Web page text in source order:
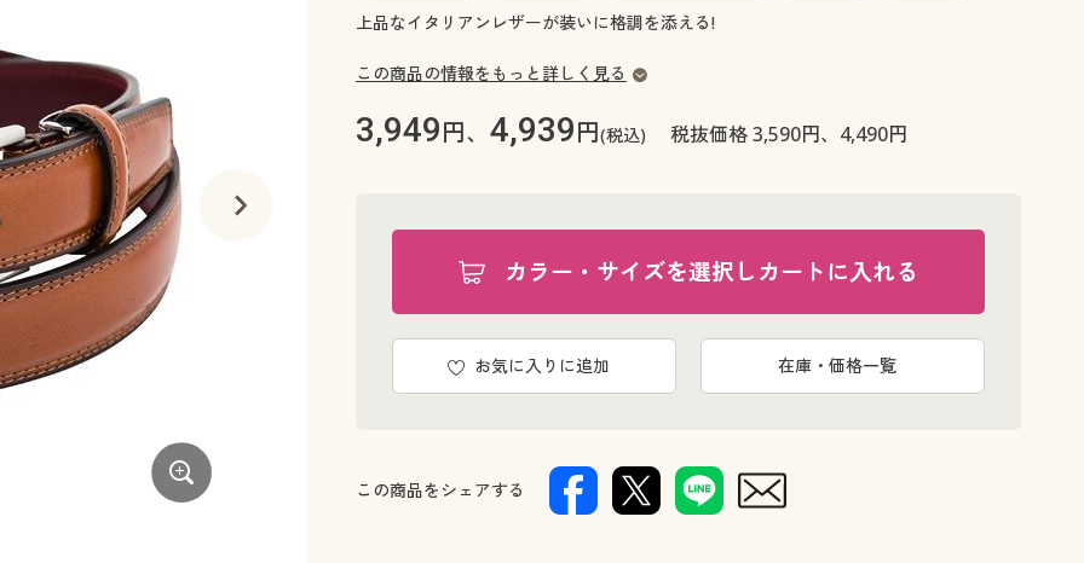
大きいサイズ 事務・制服
上品なイタリアンレザーが装いに格調を添える!
この商品の情報をもっと詳しく見る
3,949円、 4,939円(税込) 税抜価格 3,590円、4,490円
カラー・サイズを選択しカートに入れる
お気に入りに追加 在庫・価格一覧
この商品をシェアする